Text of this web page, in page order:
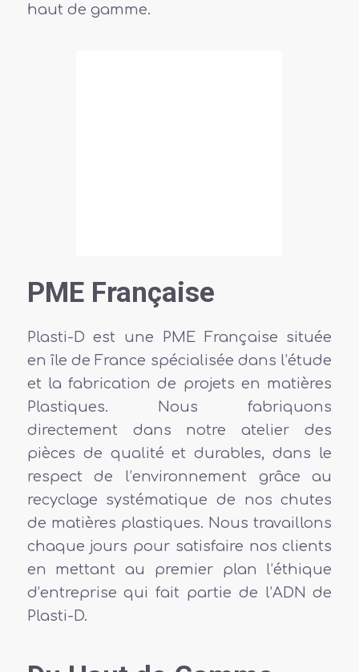
haut de gamme.
PME Française
Plasti-D est une PME Française située
en île de France spécialisée dans l’étude
et la fabrication de projets en matières
Plastiques. Nous fabriquons
directement dans notre atelier des
pièces de qualité et durables, dans le
respect de l’environnement grâce au
recyclage systématique de nos chutes
de matières plastiques. Nous travaillons
chaque jours pour satisfaire nos clients
en mettant au premier plan l’éthique
d’entreprise qui fait partie de l’ADN de
Plasti-D.